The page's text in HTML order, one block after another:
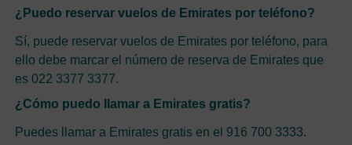
¿Puedo reservar vuelos de Emirates por teléfono?
Sí, puede reservar vuelos de Emirates por teléfono, para
ello debe marcar el número de reserva de Emirates que
es 022 3377 3377.
¿Cómo puedo llamar a Emirates gratis?
Puedes llamar a Emirates gratis en el 916 700 3333.